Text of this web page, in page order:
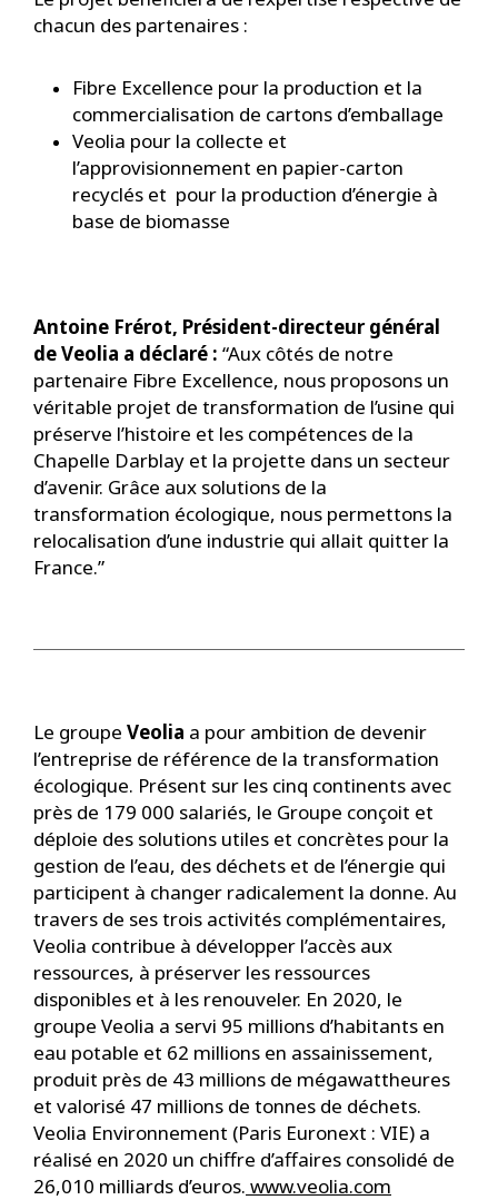
chacun des partenaires :
Fibre Excellence pour la production et la
commercialisation de cartons d’emballage
Veolia pour la collecte et
l’approvisionnement en papier-carton
recyclés et pour la production d’énergie à
base de biomasse
Antoine Frérot, Président-directeur général
de Veolia a déclaré : “Aux côtés de notre
partenaire Fibre Excellence, nous proposons un
véritable projet de transformation de l’usine qui
préserve l’histoire et les compétences de la
Chapelle Darblay et la projette dans un secteur
d’avenir. Grâce aux solutions de la
transformation écologique, nous permettons la
relocalisation d’une industrie qui allait quitter la
France.”
Le groupe Veolia a pour ambition de devenir
l’entreprise de référence de la transformation
écologique. Présent sur les cinq continents avec
près de 179 000 salariés, le Groupe conçoit et
déploie des solutions utiles et concrètes pour la
gestion de l’eau, des déchets et de l’énergie qui
participent à changer radicalement la donne. Au
travers de ses trois activités complémentaires,
Veolia contribue à développer l’accès aux
ressources, à préserver les ressources
disponibles et à les renouveler. En 2020, le
groupe Veolia a servi 95 millions d’habitants en
eau potable et 62 millions en assainissement,
produit près de 43 millions de mégawattheures
et valorisé 47 millions de tonnes de déchets.
Veolia Environnement (Paris Euronext : VIE) a
réalisé en 2020 un chiffre d’affaires consolidé de
26,010 milliards d’euros. www.veolia.com